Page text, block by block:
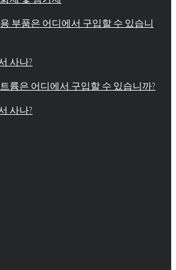
부품은 어디에서 구입할 수 있습니
사나?
륨은 어디에서 구입할 수 있습니까?
사나?